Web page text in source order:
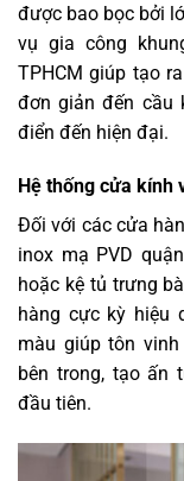
được bao bọc bởi
vụ gia công
TPHCM giúp tạo
đơn giản đến cầu
điển đến hiện đại.
Hệ thống cửa kính
Đối với các cửa
inox mạ PVD
hoặc kệ tủ trưng
hàng cực kỳ hiệu
màu giúp tôn
bên trong, tạo ấn
đầu tiên.